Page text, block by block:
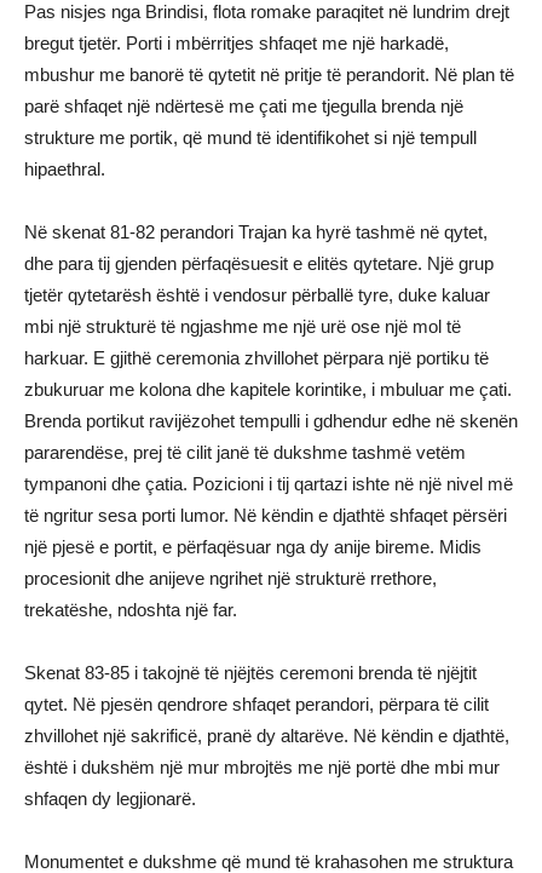
Pas nisjes nga Brindisi, flota romake paraqitet në lundrim drejt
bregut tjetër. Porti i mbërritjes shfaqet me një harkadë,
mbushur me banorë të qytetit në pritje të perandorit. Në plan të
parë shfaqet një ndërtesë me çati me tjegulla brenda një
strukture me portik, që mund të identifikohet si një tempull
hipaethral.
Në skenat 81-82 perandori Trajan ka hyrë tashmë në qytet,
dhe para tij gjenden përfaqësuesit e elitës qytetare. Një grup
tjetër qytetarësh është i vendosur përballë tyre, duke kaluar
mbi një strukturë të ngjashme me një urë ose një mol të
harkuar. E gjithë ceremonia zhvillohet përpara një portiku të
zbukuruar me kolona dhe kapitele korintike, i mbuluar me çati.
Brenda portikut ravijëzohet tempulli i gdhendur edhe në skenën
pararendëse, prej të cilit janë të dukshme tashmë vetëm
tympanoni dhe çatia. Pozicioni i tij qartazi ishte në një nivel më
të ngritur sesa porti lumor. Në këndin e djathtë shfaqet përsëri
një pjesë e portit, e përfaqësuar nga dy anije bireme. Midis
procesionit dhe anijeve ngrihet një strukturë rrethore,
trekatëshe, ndoshta një far.
Skenat 83-85 i takojnë të njëjtës ceremoni brenda të njëjtit
qytet. Në pjesën qendrore shfaqet perandori, përpara të cilit
zhvillohet një sakrificë, pranë dy altarëve. Në këndin e djathtë,
është i dukshëm një mur mbrojtës me një portë dhe mbi mur
shfaqen dy legjionarë.
Monumentet e dukshme që mund të krahasohen me struktura